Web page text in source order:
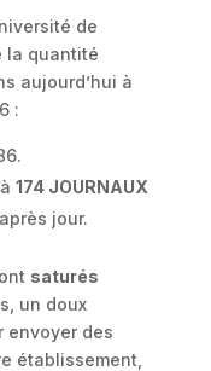
de
la quantité
aujourd’hui à
:
174 JOURNAUX
jour.
saturés
un doux
envoyer des
établissement,